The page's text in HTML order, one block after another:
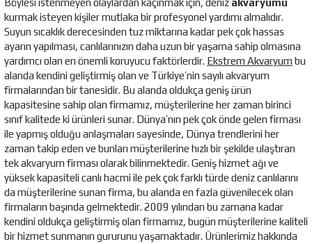
Böylesi istenmeyen olaylardan kaçınmak için, deniz akvaryumu
kurmak isteyen kişiler mutlaka bir profesyonel yardımı almalıdır.
Suyun sıcaklık derecesinden tuz miktarına kadar pek çok hassas
ayarın yapılması, canlılarınızın daha uzun bir yaşama sahip olmasına
yardımcı olan en önemli koruyucu faktörlerdir. Ekstrem Akvaryum bu
alanda kendini geliştirmiş olan ve Türkiye’nin sayılı akvaryum
firmalarından bir tanesidir. Bu alanda oldukça geniş ürün
kapasitesine sahip olan firmamız, müşterilerine her zaman birinci
sınıf kalitede ki ürünleri sunar. Dünya’nın pek çok önde gelen firması
ile yapmış olduğu anlaşmaları sayesinde, Dünya trendlerini her
zaman takip eden ve bunları müşterilerine hızlı bir şekilde ulaştıran
tek akvaryum firması olarak bilinmektedir. Geniş hizmet ağı ve
yüksek kapasiteli canlı hacmi ile pek çok farklı türde deniz canlılarını
da müşterilerine sunan firma, bu alanda en fazla güvenilecek olan
firmaların başında gelmektedir. 2009 yılından bu zamana kadar
kendini oldukça geliştirmiş olan firmamız, bugün müşterilerine kaliteli
bir hizmet sunmanın gururunu yaşamaktadır. Ürünlerimiz hakkında